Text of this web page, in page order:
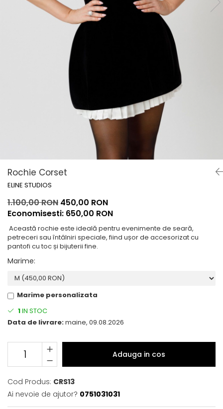
Rochie Corset
ELINE STUDIOS
1.100,00 RON 450,00 RON
Economisesti: 650,00 RON
Această rochie este ideală pentru evenimente de seară,
petreceri sau întâlniri speciale, fiind ușor de accesorizat cu
pantofi cu toc și bijuterii fine.
Marime:
Marime personalizata
1IN STOC
Data de livrare:maine, 09.08.2026
Adauga in cos
Cod Produs: CRS13
Ai nevoie de ajutor? 0751031031